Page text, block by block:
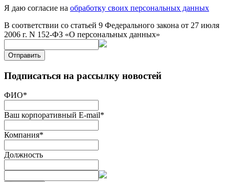
Я даю согласие на обработку своих персональных данных
В соответствии со статьей 9 Федерального закона от 27 июля
2006 г. N 152-ФЗ «О персональных данных»
Отправить
Подписаться на рассылку новостей
ФИО*
Ваш корпоративный E-mail*
Компания*
Должность